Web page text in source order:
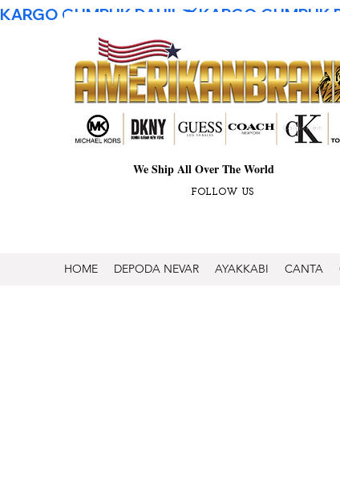
KARGO GUMRUK DAHIL
We Ship All Over The World
FOLLOW US
HOME DEPODA NEVAR AYAKKABI CANTA